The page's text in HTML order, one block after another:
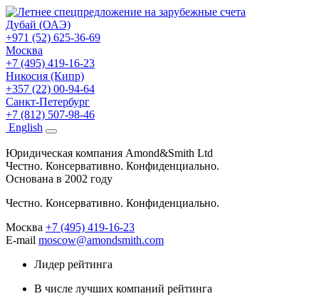
Дубай (ОАЭ)
+971 (52) 625-36-69
Москва
+7 (495) 419-16-23
Никосия (Кипр)
+357 (22) 00-94-64
Санкт-Петербург
+7 (812) 507-98-46
English
Юридическая компания Amond&Smith Ltd
Честно. Консервативно. Конфиденциально.
Основана в 2002 году
Честно. Консервативно. Конфиденциально.
Москва +7 (495) 419-16-23
E-mail moscow@amondsmith.com
Лидер рейтинга
В числе лучших компаний рейтинга